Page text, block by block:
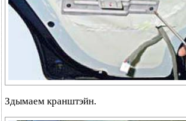
Здымаем кранштэйн.